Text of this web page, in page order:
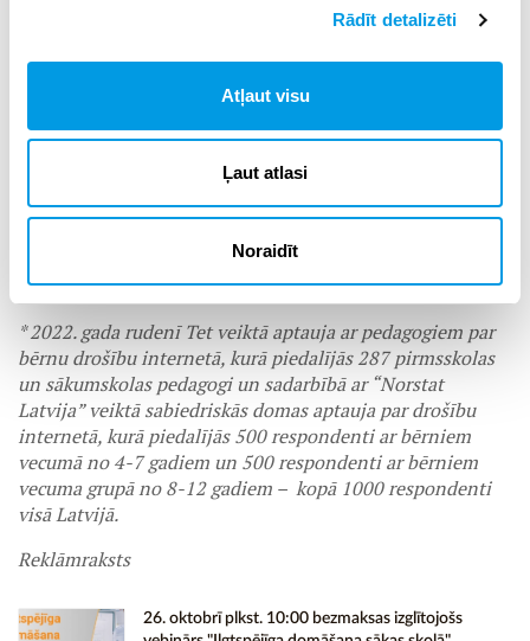
Rādīt detalizēti
Atļaut visu
Ļaut atlasi
Noraidīt
bērniem, kā arī notiks ekspertu diskusija. Plašāka
informācijas sekos gan iniciatīvas vietnē
Digitaladrosiba.lv, gan Tet sociālo tīklu kontos.
Sociālo iniciatīvu ar mērķi veicināt izpratni par drošību
internetā jaunāko digitālās dzīves dalībnieku – 4 līdz 7
un atbalsta Drošāka interneta centrs “Drossinternets.lv”,
Valsts izglītības satura centra ESF īstenotais projekts
raidījums Māmiņu Klubs. Ar digitālajām ierīcēm raidījumā
“Ričijs Rū un internets” atbalsta Samsung.
* 2022. gada rudenī Tet veiktā aptauja ar pedagogiem par
bērnu drošību internetā, kurā piedalījās 287 pirmsskolas
un sākumskolas pedagogi un sadarbībā ar “Norstat
Latvija” veiktā sabiedriskās domas aptauja par drošību
internetā, kurā piedalījās 500 respondenti ar bērniem
vecumā no 4-7 gadiem un 500 respondenti ar bērniem
vecuma grupā no 8-12 gadiem – kopā 1000 respondenti
visā Latvijā.
Reklāmraksts
26. oktobrī plkst. 10:00 bezmaksas izglītojošs